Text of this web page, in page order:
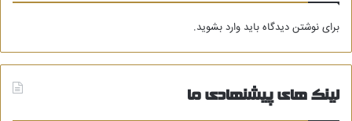
برای نوشتن دیدگاه باید وارد بشوید.
لینک های پیشنهادی ما